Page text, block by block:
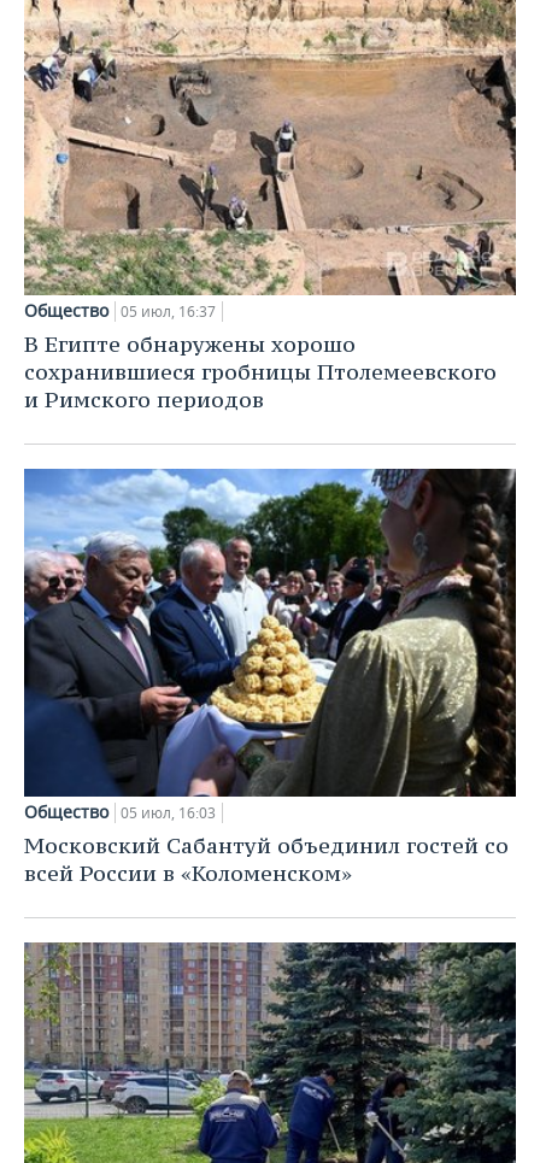
Общество 05 июл, 16:37
В Египте обнаружены хорошо
сохранившиеся гробницы Птолемеевского
и Римского периодов
Общество 05 июл, 16:03
Московский Сабантуй объединил гостей со
всей России в «Коломенском»